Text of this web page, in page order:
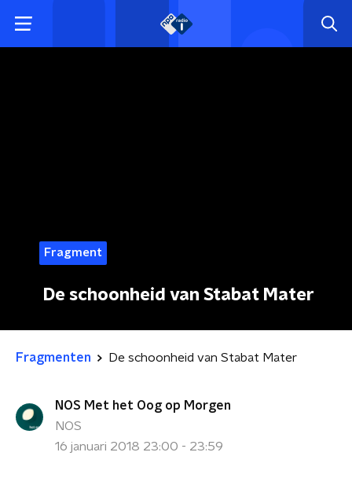
Fragment
De schoonheid van Stabat Mater
Fragmenten De schoonheid van Stabat Mater
NOS Met het Oog op Morgen
NOS
16 januari 2018 23:00 - 23:59